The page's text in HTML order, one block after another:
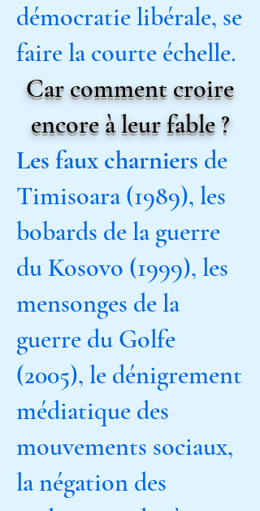
démocratie libérale, se
faire la courte échelle.
Car comment croire
encore à leur fable ?
Les faux charniers de
Timisoara (1989), les
bobards de la guerre
du Kosovo (1999), les
mensonges de la
guerre du Golfe
(2005), le dénigrement
médiatique des
mouvements sociaux,
la négation des